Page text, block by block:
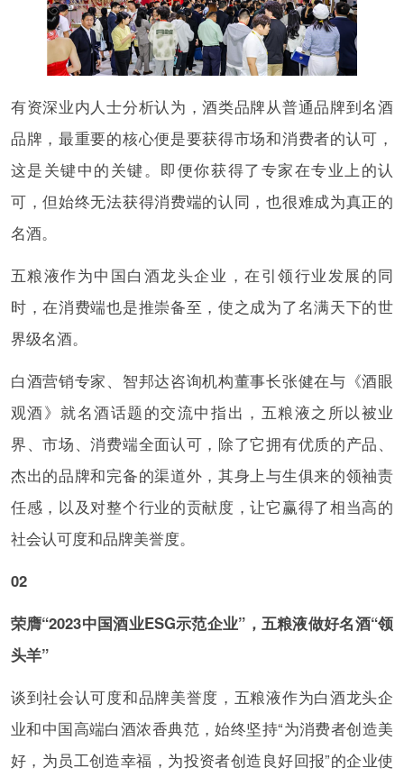
有资深业内人士分析认为，酒类品牌从普通品牌到名酒
品牌，最重要的核心便是要获得市场和消费者的认可，
这是关键中的关键。即便你获得了专家在专业上的认
可，但始终无法获得消费端的认同，也很难成为真正的
名酒。
五粮液作为中国白酒龙头企业，在引领行业发展的同
时，在消费端也是推崇备至，使之成为了名满天下的世
界级名酒。
白酒营销专家、智邦达咨询机构董事长张健在与《酒眼
观酒》就名酒话题的交流中指出，五粮液之所以被业
界、市场、消费端全面认可，除了它拥有优质的产品、
杰出的品牌和完备的渠道外，其身上与生俱来的领袖责
任感，以及对整个行业的贡献度，让它赢得了相当高的
社会认可度和品牌美誉度。
02
荣膺“2023中国酒业ESG示范企业”，五粮液做好名酒“领
头羊”
谈到社会认可度和品牌美誉度，五粮液作为白酒龙头企
业和中国高端白酒浓香典范，始终坚持“为消费者创造美
好，为员工创造幸福，为投资者创造良好回报”的企业使